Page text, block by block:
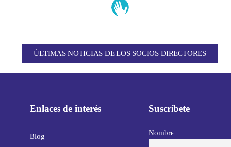
ÚLTIMAS NOTICIAS DE LOS SOCIOS DIRECTORES
Enlaces de interés
Blog
Suscríbete
Nombre